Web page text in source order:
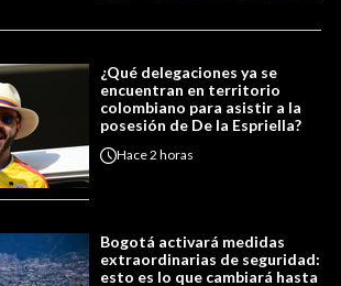
¿Qué delegaciones ya se
encuentran en territorio
colombiano para asistir a la
posesión de De la Espriella?
Hace2 horas
Bogotá activará medidas
extraordinarias de seguridad:
esto es lo que cambiará hasta